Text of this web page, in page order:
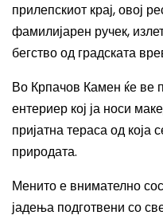
прилепскиот крај, овој
фамилијарен ручек,
бегство од градската
Во Крпачов Камен ќе ве
ентериер кој ја носи
пријатна тераса од која
природата.
Менито е внимателно
јадења подготвени со